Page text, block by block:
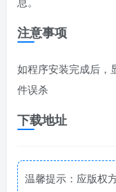
注意事项
如程序安装完成后，
件误杀
下载地址
温馨提示：应版权